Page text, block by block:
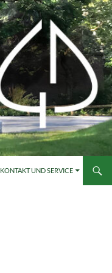
KONTAKT UND SERVICE